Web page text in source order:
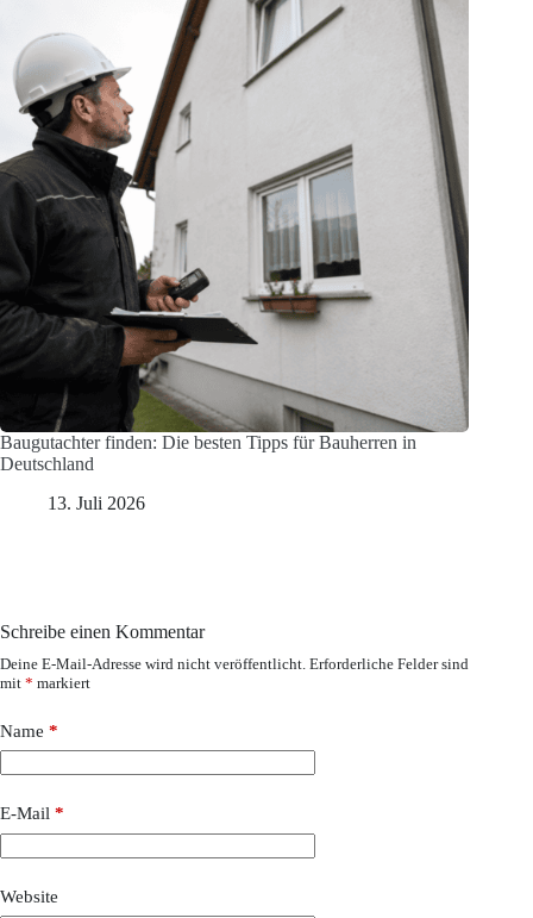
Baugutachter finden: Die besten Tipps für Bauherren in
Deutschland
13. Juli 2026
Schreibe einen Kommentar
Deine E-Mail-Adresse wird nicht veröffentlicht. Erforderliche Felder sind
mit * markiert
Name *
E-Mail *
Website